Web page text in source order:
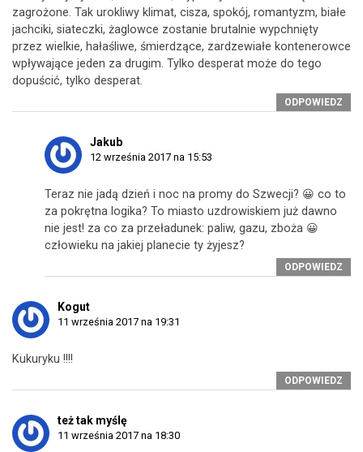
zagrożone. Tak urokliwy klimat, cisza, spokój, romantyzm, białe
jachciki, siateczki, żaglowce zostanie brutalnie wypchnięty
przez wielkie, hałaśliwe, śmierdzące, zardzewiałe kontenerowce
wpływające jeden za drugim. Tylko desperat może do tego
dopuścić, tylko desperat.
ODPOWIEDZ
Jakub
12 września 2017 na 15:53
Teraz nie jadą dzień i noc na promy do Szwecji? 😀 co to
za pokrętna logika? To miasto uzdrowiskiem już dawno
nie jest! za co za przeładunek: paliw, gazu, zboża 😀
człowieku na jakiej planecie ty żyjesz?
ODPOWIEDZ
Kogut
11 września 2017 na 19:31
Kukuryku !!!!
ODPOWIEDZ
też tak myślę
11 września 2017 na 18:30